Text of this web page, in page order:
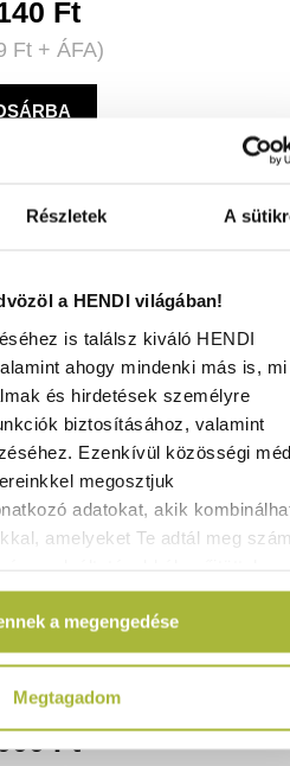
Részletek A
a HENDI világában!
is találsz kiváló HENDI
ahogy mindenki más is,
és hirdetések személyre
biztosításához, valamint
Ezenkívül közösségi
megosztjuk
adatokat, akik
amelyeket Te adtál meg
a megengedése
Megtagadom
Ft
Ft+ ÁFA)
Ft